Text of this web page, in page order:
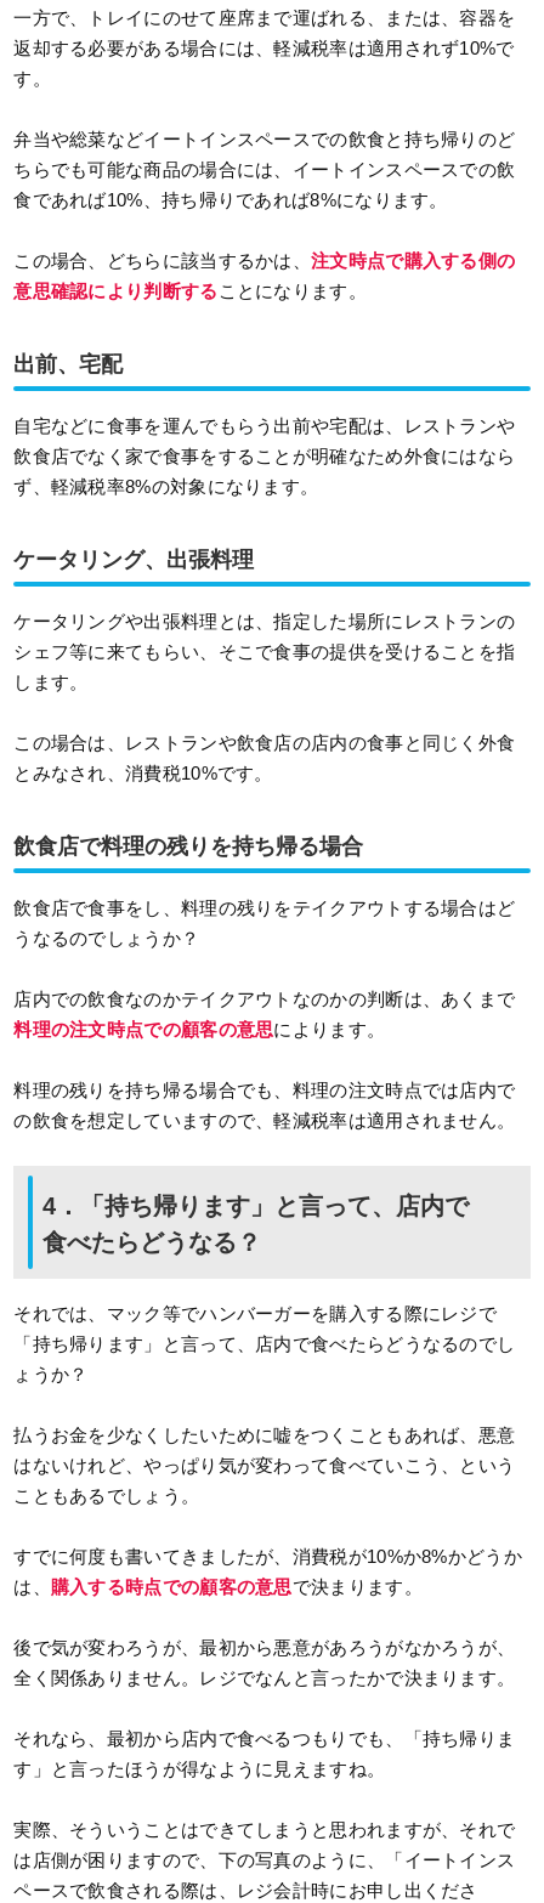
一方で、トレイにのせて座席まで運ばれる、または、容器を
返却する必要がある場合には、軽減税率は適用されず10%で
す。
弁当や総菜などイートインスペースでの飲食と持ち帰りのど
ちらでも可能な商品の場合には、イートインスペースでの飲
食であれば10%、持ち帰りであれば8%になります。
この場合、どちらに該当するかは、注文時点で購入する側の
意思確認により判断する ことになります。
出前、宅配
自宅などに食事を運んでもらう出前や宅配は、レストランや
飲食店でなく家で食事をすることが明確なため外食にはなら
ず、軽減税率8%の対象になります。
ケータリング、出張料理
ケータリングや出張料理とは、指定した場所にレストランの
シェフ等に来てもらい、そこで食事の提供を受けることを指
します。
この場合は、レストランや飲食店の店内の食事と同じく外食
とみなされ、消費税10%です。
飲食店で料理の残りを持ち帰る場合
飲食店で食事をし、料理の残りをテイクアウトする場合はど
うなるのでしょうか？
店内での飲食なのかテイクアウトなのかの判断は、あくまで
料理の注文時点での顧客の意思によります。
料理の残りを持ち帰る場合でも、料理の注文時点では店内で
の飲食を想定していますので、軽減税率は適用されません。
4．「持ち帰ります」と言って、店内で
食べたらどうなる？
それでは、マック等でハンバーガーを購入する際にレジで
「持ち帰ります」と言って、店内で食べたらどうなるのでし
ょうか？
払うお金を少なくしたいために嘘をつくこともあれば、悪意
はないけれど、やっぱり気が変わって食べていこう、という
こともあるでしょう。
すでに何度も書いてきましたが、消費税が10%か8%かどうか
は、
購入する時点での顧客の意思で決まります。
後で気が変わろうが、最初から悪意があろうがなかろうが、
全く関係ありません。レジでなんと言ったかで決まります。
それなら、最初から店内で食べるつもりでも、「持ち帰りま
す」と言ったほうが得なように見えますね。
実際、そういうことはできてしまうと思われますが、それで
は店側が困りますので、下の写真のように、「イートインス
ペースで飲食される際は、レジ会計時にお申し出くださ